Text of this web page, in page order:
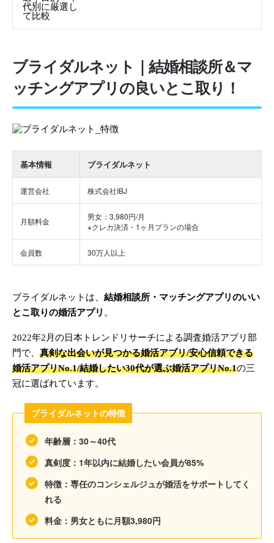
ブライダルネット｜結婚相談所＆マ
ッチングアプリの良いとこ取り！
基本情報 ブライダルネット
運営会社 株式会社IBJ
月額料金
男女：3,980円/月
※クレカ決済・1ヶ月プランの場合
会員数 30万人以上
ブライダルネットは、 結婚相談所・マッチングアプリのいい
とこ取りの婚活アプリ 。
2022年2月の日本トレンドリサーチによる調査婚活アプリ部
門で、 真剣な出会いが見つかる婚活アプリ/安心信頼できる
婚活アプリNo.1/結婚したい30代が選ぶ婚活アプリNo.1の三
冠に選ばれています。
ブライダルネットの特徴
年齢層：30～40代
真剣度：1年以内に結婚したい会員が85%
特徴：専任のコンシェルジュが婚活をサポートしてく
れる
料金：男女ともに月額3,980円